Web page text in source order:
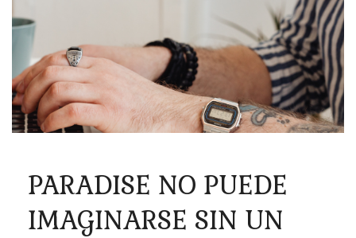
PARADISE NO PUEDE
IMAGINARSE SIN UN